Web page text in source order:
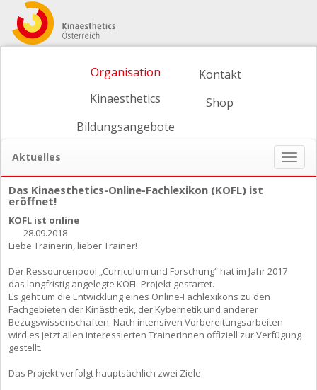
Organisation
Kinaesthetics
Bildungsangebote
Kontakt
Shop
Aktuelles
ein-/
Das Kinaesthetics-Online-Fachlexikon (KOFL) ist
eröffnet!
KOFL ist online
28.09.2018
Liebe Trainerin, lieber Trainer!
Der Ressourcenpool „Curriculum und Forschung“ hat im Jahr 2017
das langfristig angelegte KOFL-Projekt gestartet.
Es geht um die Entwicklung eines Online-Fachlexikons zu den
Fachgebieten der Kinästhetik, der Kybernetik und anderer
Bezugswissenschaften. Nach intensiven Vorbereitungsarbeiten
wird es jetzt allen interessierten TrainerInnen offiziell zur Verfügung
gestellt.
Das Projekt verfolgt hauptsächlich zwei Ziele: